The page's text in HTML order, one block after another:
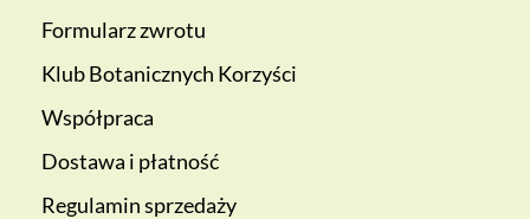
Formularz zwrotu
Klub Botanicznych Korzyści
Współpraca
Dostawa i płatność
Regulamin sprzedaży